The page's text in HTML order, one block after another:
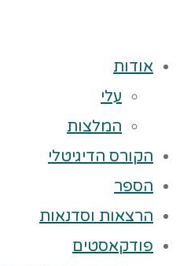
אודות
עלי
המלצות
הקורס הדיגיטלי
הספר
הרצאות וסדנאות
פודקאסטים